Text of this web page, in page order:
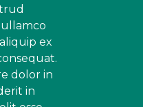
ex
dolor in
in